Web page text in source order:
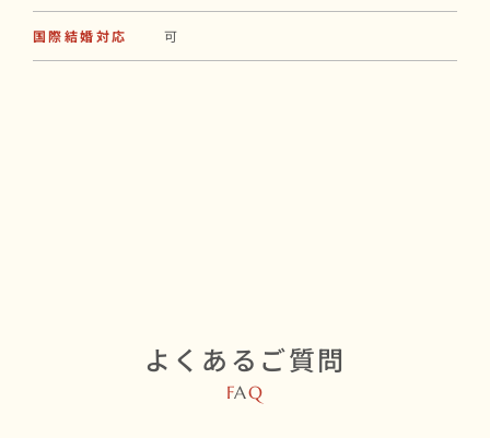
国際結婚対応 可
よくあるご質問
FAQ